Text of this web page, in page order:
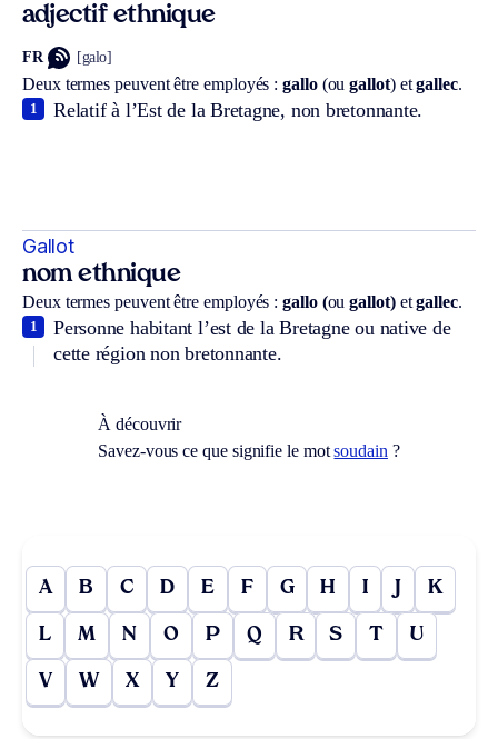
adjectif ethnique
FR [galo]
Deux termes peuvent être employés :gallo(ougallot) etgallec.
Relatif à l’Est de la Bretagne, non bretonnante.
1
Gallot
nom ethnique
Deux termes peuvent être employés :gallo (ougallot) etgallec.
Personne habitant l’est de la Bretagne ou native de
cette région non bretonnante.
1
À découvrir
Savez-vous ce que signifie le motsoudain ?
A B C D E F G H I J K
L M N O P Q R S T U
V W X Y Z